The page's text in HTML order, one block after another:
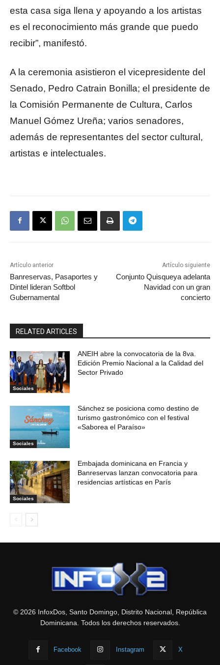
esta casa siga llena y apoyando a los artistas
es el reconocimiento más grande que puedo
recibir”, manifestó.
A la ceremonia asistieron el vicepresidente del
Senado, Pedro Catrain Bonilla; el presidente de
la Comisión Permanente de Cultura, Carlos
Manuel Gómez Ureña; varios senadores,
además de representantes del sector cultural,
artistas e intelectuales.
Artículo anterior
Banreservas, Pasaportes y
Dintel lideran Softbol
Gubernamental
Artículo siguiente
Conjunto Quisqueya adelanta
Navidad con un gran
concierto
RELATED ARTICLES
Sociales
ANEIH abre la convocatoria de la 8va.
Edición Premio Nacional a la Calidad del
Sector Privado
Sociales
Sánchez se posiciona como destino de
turismo gastronómico con el festival
«Saborea el Paraíso»
Sociales
Embajada dominicana en Francia y
Banreservas lanzan convocatoria para
residencias artísticas en París
© 2026 InfoxDos, Santo Domingo, Distrito Nacional, República
Dominicana. Todos los derechos reservados.
Facebook Instagram X